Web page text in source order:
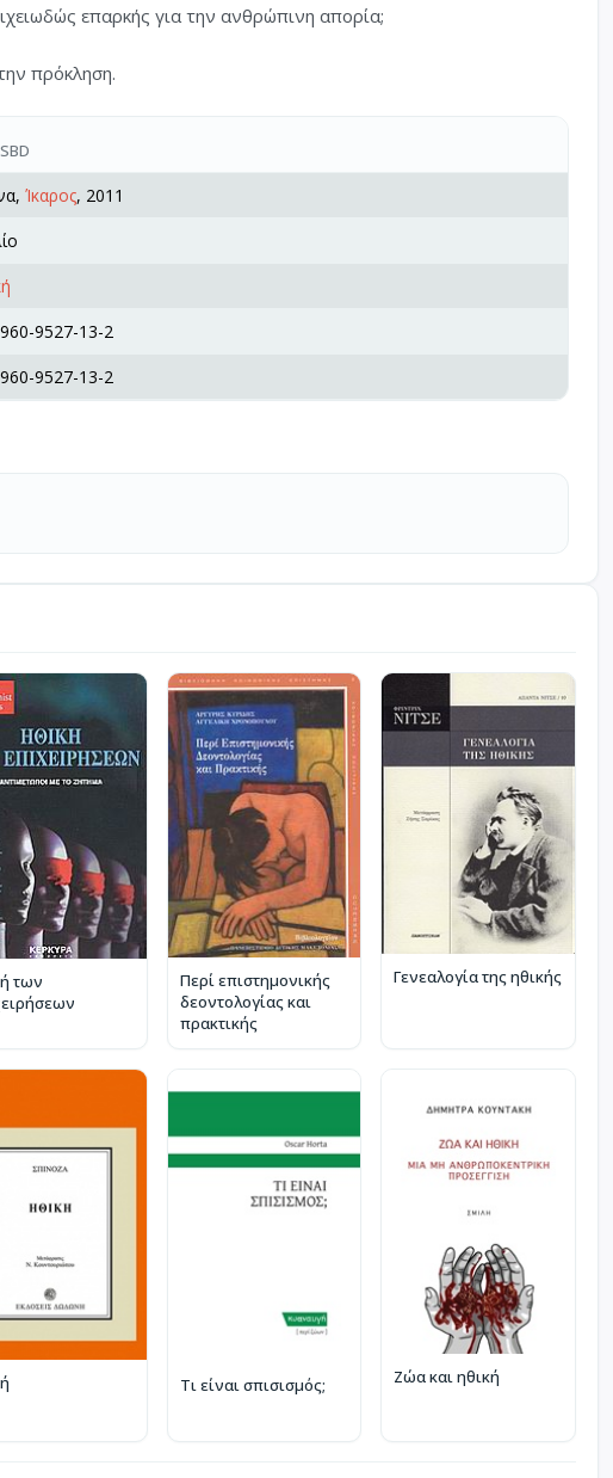
επαρκής για την ανθρώπινη απορία;
πρόκληση.
Ίκαρος, 2011
9527-13-2
9527-13-2
των
Περί επιστημονικής
δεοντολογίας και
πρακτικής
Γενεαλογία της ηθικής
Τι είναι σπισισμός; Ζώα και ηθική